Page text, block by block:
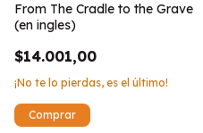
From The Cradle to the Grave
(en ingles)
$14.001,00
¡No te lo pierdas, es el último!